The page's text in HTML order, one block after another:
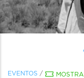
EVENTOS / MOSTRA